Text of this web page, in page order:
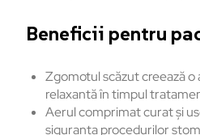
Beneficii pentru
Zgomotul scăzut creează
relaxantă în timpul
Aerul comprimat curat și
siguranța procedurilor